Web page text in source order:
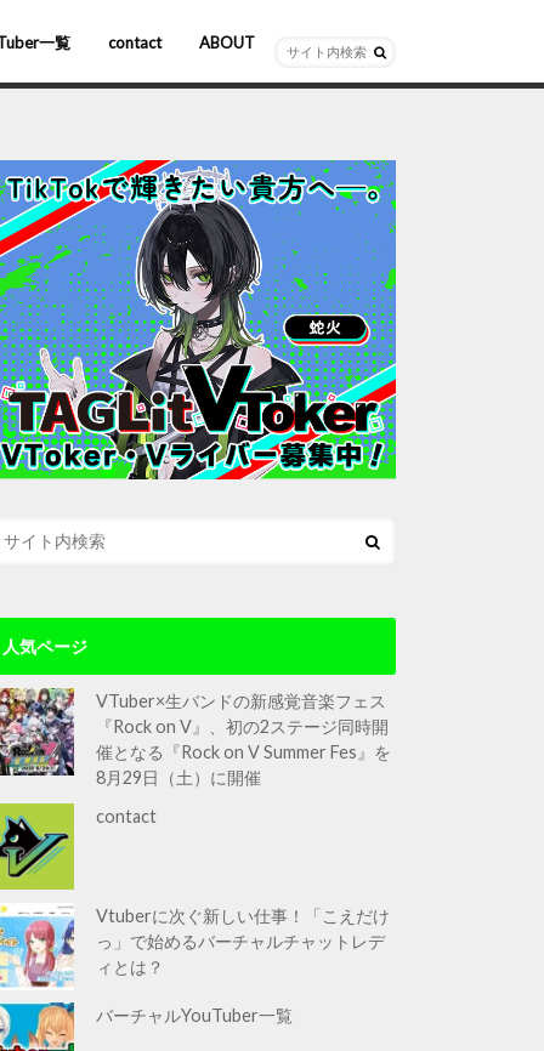
一覧
チャルYouTuber
AR
ライブ
さんじ
しいんく
すぽっ！
contact ABOUT
人気ページ
VTuber×生バンドの新感覚音楽フェス
『Rock on V』、初の2ステージ同時開
催となる『Rock on V Summer Fes』を
8月29日（土）に開催
contact
Vtuberに次ぐ新しい仕事！「こえだけ
っ」で始めるバーチャルチャットレデ
ィとは？
バーチャルYouTuber一覧